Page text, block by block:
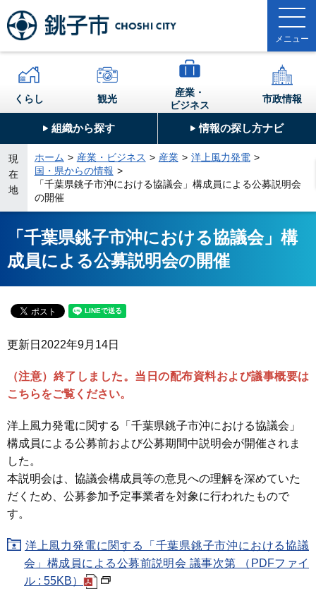
組織から探す 情報の探し方ナビ
くらし 観光
産業・
ビジネス
市政情報
現
在
地
ホーム 産業・ビジネス 産業
洋上風力発電
国・県からの情報
「千葉県銚子市沖における協議会」構成員による公募説明会
の開催
「千葉県銚子市沖における協議会」構
成員による公募説明会の開催
更新日 2022年9月14日
（注意）終了しました。当日の配布資料および議事概要は
こちらをご覧ください。
洋上風力発電に関する「千葉県銚子市沖における協議会」
構成員による公募前および公募期間中説明会が開催されま
した。
本説明会は、協議会構成員等の意見への理解を深めていた
だくため、公募参加予定事業者を対象に行われたもので
す。
洋上風力発電に関する「千葉県銚子市沖における協議
会」構成員による公募前説明会 議事次第 （PDFファイ
ル : 55KB）